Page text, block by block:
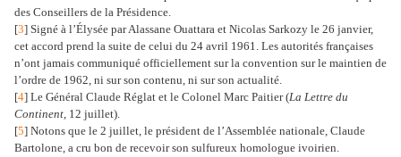
des Conseillers de la Présidence.
[3] Signé à l’Élysée par Alassane Ouattara et Nicolas Sarkozy le 26 janvier,
cet accord prend la suite de celui du 24 avril 1961. Les autorités françaises
n’ont jamais communiqué officiellement sur la convention sur le maintien de
l’ordre de 1962, ni sur son contenu, ni sur son actualité.
[4] Le Général Claude Réglat et le Colonel Marc Paitier (La Lettre du
Continent, 12 juillet).
[5] Notons que le 2 juillet, le président de l’Assemblée nationale, Claude
Bartolone, a cru bon de recevoir son sulfureux homologue ivoirien.